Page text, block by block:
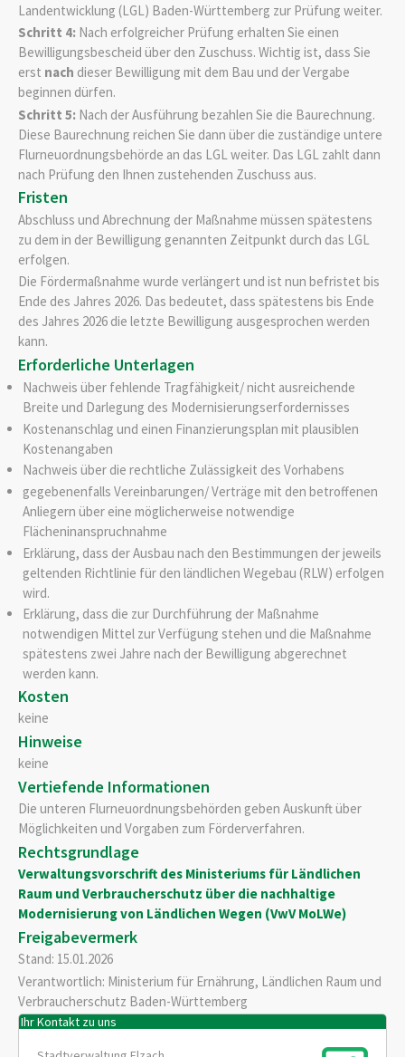
Landentwicklung (LGL) Baden-Württemberg zur Prüfung weiter.
Schritt 4: Nach erfolgreicher Prüfung erhalten Sie einen
Bewilligungsbescheid über den Zuschuss. Wichtig ist, dass Sie
erst nach dieser Bewilligung mit dem Bau und der Vergabe
beginnen dürfen.
Schritt 5: Nach der Ausführung bezahlen Sie die Baurechnung.
Diese Baurechnung reichen Sie dann über die zuständige untere
Flurneuordnungsbehörde an das LGL weiter. Das LGL zahlt dann
nach Prüfung den Ihnen zustehenden Zuschuss aus.
Fristen
Abschluss und Abrechnung der Maßnahme müssen spätestens
zu dem in der Bewilligung genannten Zeitpunkt durch das LGL
erfolgen.
Die Fördermaßnahme wurde verlängert und ist nun befristet bis
Ende des Jahres 2026. Das bedeutet, dass spätestens bis Ende
des Jahres 2026 die letzte Bewilligung ausgesprochen werden
kann.
Erforderliche Unterlagen
Nachweis über fehlende Tragfähigkeit/ nicht ausreichende
Breite und Darlegung des Modernisierungserfordernisses
Kostenanschlag und einen Finanzierungsplan mit plausiblen
Kostenangaben
Nachweis über die rechtliche Zulässigkeit des Vorhabens
gegebenenfalls Vereinbarungen/ Verträge mit den betroffenen
Anliegern über eine möglicherweise notwendige
Flächeninanspruchnahme
Erklärung, dass der Ausbau nach den Bestimmungen der jeweils
geltenden Richtlinie für den ländlichen Wegebau (RLW) erfolgen
wird.
Erklärung, dass die zur Durchführung der Maßnahme
notwendigen Mittel zur Verfügung stehen und die Maßnahme
spätestens zwei Jahre nach der Bewilligung abgerechnet
werden kann.
Kosten
keine
Hinweise
keine
Vertiefende Informationen
Die unteren Flurneuordnungsbehörden geben Auskunft über
Möglichkeiten und Vorgaben zum Förderverfahren.
Rechtsgrundlage
Verwaltungsvorschrift des Ministeriums für Ländlichen
Raum und Verbraucherschutz über die nachhaltige
Modernisierung von Ländlichen Wegen (VwV MoLWe)
Freigabevermerk
Stand: 15.01.2026
Verantwortlich: Ministerium für Ernährung, Ländlichen Raum und
Verbraucherschutz Baden-Württemberg
Ihr Kontakt zu uns